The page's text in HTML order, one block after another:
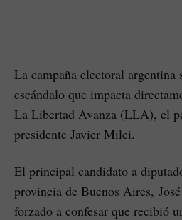
La campaña electoral argentina
escándalo que impacta
La Libertad Avanza (LLA), el
presidente Javier Milei.
El principal candidato a
provincia de Buenos Aires,
forzado a confesar que recibió